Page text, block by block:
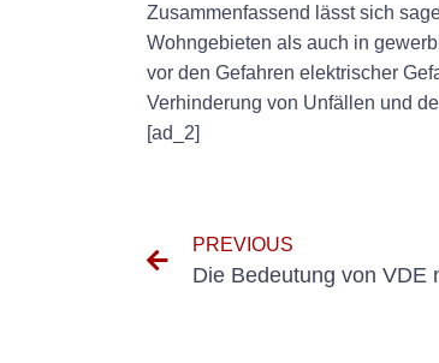
Zusammenfassend lässt sich
Wohngebieten als auch in
vor den Gefahren elektrischer
Verhinderung von Unfällen und
[ad_2]
PREVIOUS